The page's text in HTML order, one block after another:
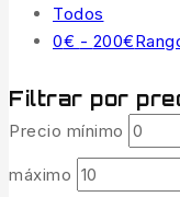
Todos
0€ - 200€
Filtrar por
Precio mínimo
máximo